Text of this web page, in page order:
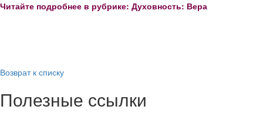
Читайте подробнее в рубрике: Духовность: Вера
Возврат к списку
Полезные ссылки